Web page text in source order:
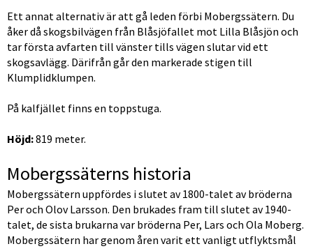
Ett annat alternativ är att gå leden förbi Mobergssätern. Du
åker då skogsbilvägen från Blåsjöfallet mot Lilla Blåsjön och
tar första avfarten till vänster tills vägen slutar vid ett
skogsavlägg. Därifrån går den markerade stigen till
Klumplidklumpen.
På kalfjället finns en toppstuga.
Höjd: 819 meter.
Mobergssäterns historia
Mobergssätern uppfördes i slutet av 1800-talet av bröderna
Per och Olov Larsson. Den brukades fram till slutet av 1940-
talet, de sista brukarna var bröderna Per, Lars och Ola Moberg.
Mobergssätern har genom åren varit ett vanligt utflyktsmål